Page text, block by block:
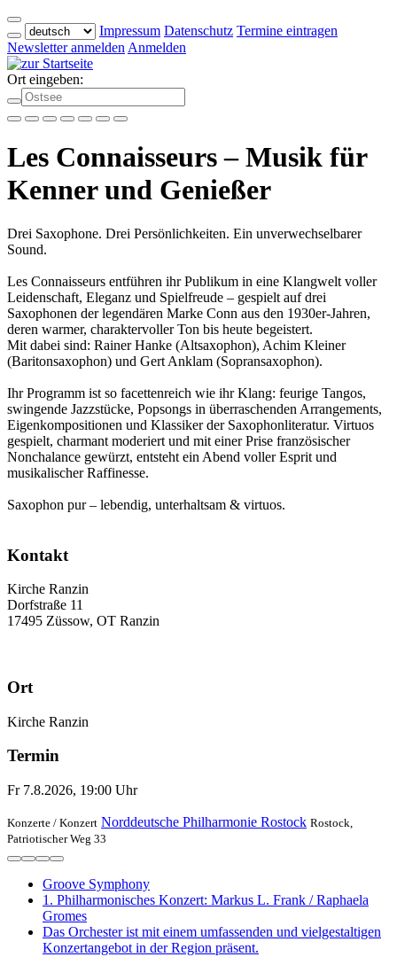
Impressum Datenschutz Termine eintragen
Newsletter anmelden Anmelden
Ort eingeben:
Les Connaisseurs – Musik für
Kenner und Genießer
Drei Saxophone. Drei Persönlichkeiten. Ein unverwechselbarer
Sound.
Les Connaisseurs entführen ihr Publikum in eine Klangwelt voller
Leidenschaft, Eleganz und Spielfreude – gespielt auf drei
Saxophonen der legendären Marke Conn aus den 1930er-Jahren,
deren warmer, charaktervoller Ton bis heute begeistert.
Mit dabei sind: Rainer Hanke (Altsaxophon), Achim Kleiner
(Baritonsaxophon) und Gert Anklam (Sopransaxophon).
Ihr Programm ist so facettenreich wie ihr Klang: feurige Tangos,
swingende Jazzstücke, Popsongs in überraschenden Arrangements,
Eigenkompositionen und Klassiker der Saxophonliteratur. Virtuos
gespielt, charmant moderiert und mit einer Prise französischer
Nonchalance gewürzt, entsteht ein Abend voller Esprit und
musikalischer Raffinesse.
Saxophon pur – lebendig, unterhaltsam & virtuos.
Kontakt
Kirche Ranzin
Dorfstraße 11
17495 Züssow, OT Ranzin
Ort
Kirche Ranzin
Termin
Fr 7.8.2026, 19:00 Uhr
Konzerte / Konzert Norddeutsche Philharmonie Rostock Rostock,
Patriotischer Weg 33
Groove Symphony
1. Philharmonisches Konzert: Markus L. Frank / Raphaela
Gromes
Das Orchester ist mit einem umfassenden und vielgestaltigen
Konzertangebot in der Region präsent.